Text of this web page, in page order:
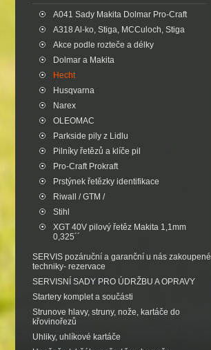
A041 Sady Makita Dolmar Pro-Craft
A318 Al-ko, Stiga, MCCuloch, Stiga
Akce podle rozteče a délky
Dolmar a Makita
Hecht
Husqvarna
Narex
OLEOMAC
Parkside pily z Lidlu
Pilníky řetězů a klíče pil
Pro-Craft Prokraft
Prstýnek řetězky identifikace
Riwall / GTM /
Stihl
XGT 40V pilový řetěz Makita 1,1mm
0,325´´
SERVIS pozáruční a garanční u nás zakoupené
techniky- rezervace
SERVISNÍ SADY PRO ÚDRŽBU A OPRAVY
Startery komplet a součásti
Strunove hlavy, struny, nože, kartáče do
křovinořezů
Uhliky, uhlíkové kartáče